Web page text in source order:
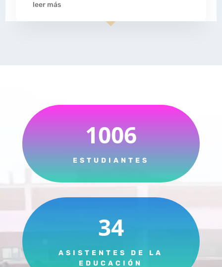
leer más
1006
ESTUDIANTES
34
ASISTENTES DE LA
EDUCACIÓN